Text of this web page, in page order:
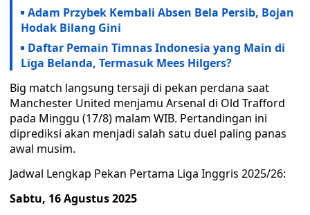
Adam Przybek Kembali Absen Bela Persib, Bojan
Hodak Bilang Gini
Daftar Pemain Timnas Indonesia yang Main di
Liga Belanda, Termasuk Mees Hilgers?
Big match langsung tersaji di pekan perdana saat
Manchester United menjamu Arsenal di Old Trafford
pada Minggu (17/8) malam WIB. Pertandingan ini
diprediksi akan menjadi salah satu duel paling panas
awal musim.
Jadwal Lengkap Pekan Pertama Liga Inggris 2025/26:
Sabtu, 16 Agustus 2025